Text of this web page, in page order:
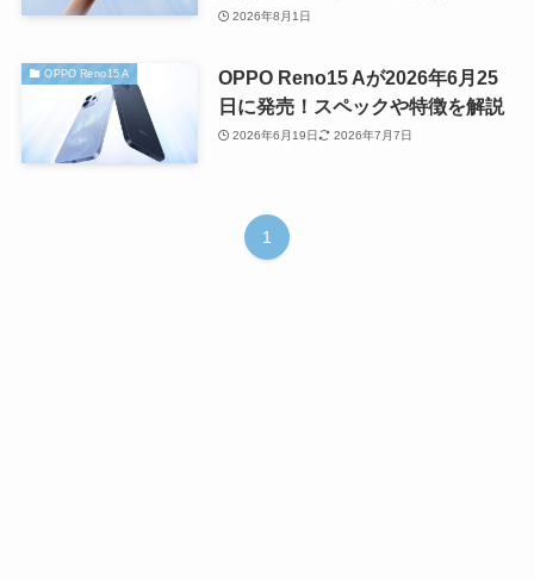
2026年8月1日
OPPO Reno15 A
OPPO Reno15 Aが2026年6月25
日に発売！スペックや特徴を解説
2026年6月19日 2026年7月7日
1